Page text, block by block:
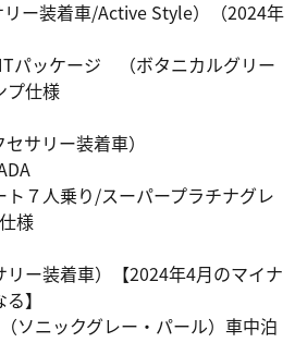
ー装着車/Active Style）（2024年
パッケージ （ボタニカルグリー
プ仕様
サリー装着車）
ト７人乗り/スーパープラチナグレ
様
ー装着車）【2024年4月のマイナ
】
ソニックグレー・パール）車中泊